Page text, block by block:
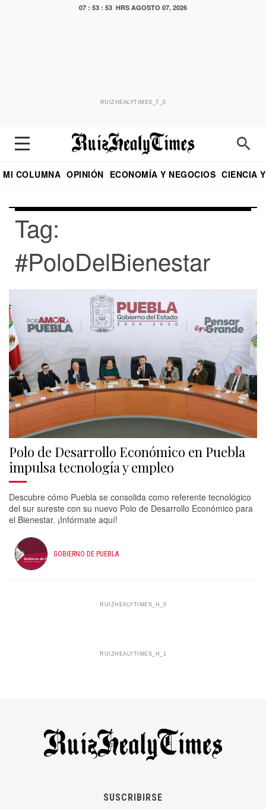
07 : 53 : 53 HRS AGOSTO 07, 2026
RUIZHEALYTIMES_T_0
MI COLUMNA OPINIÓN ECONOMÍA Y NEGOCIOS CIENCIA
Tag:
#PoloDelBienestar
Polo de Desarrollo Económico en Puebla
impulsa tecnología y empleo
Descubre cómo Puebla se consolida como referente tecnológico
del sur sureste con su nuevo Polo de Desarrollo Económico para
el Bienestar. ¡Infórmate aquí!
GOBIERNO DE PUEBLA
RUIZHEALYTIMES_H_0
RUIZHEALYTIMES_H_1
SUSCRIBIRSE